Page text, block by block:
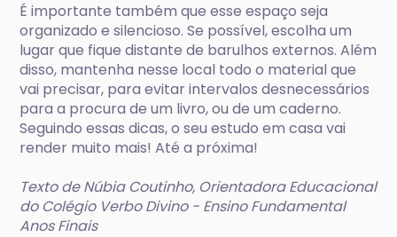
É importante também que esse espaço seja
organizado e silencioso. Se possível, escolha um
lugar que fique distante de barulhos externos. Além
disso, mantenha nesse local todo o material que
vai precisar, para evitar intervalos desnecessários
para a procura de um livro, ou de um caderno.
Seguindo essas dicas, o seu estudo em casa vai
render muito mais! Até a próxima!
Texto de Núbia Coutinho, Orientadora Educacional
do Colégio Verbo Divino - Ensino Fundamental
Anos Finais